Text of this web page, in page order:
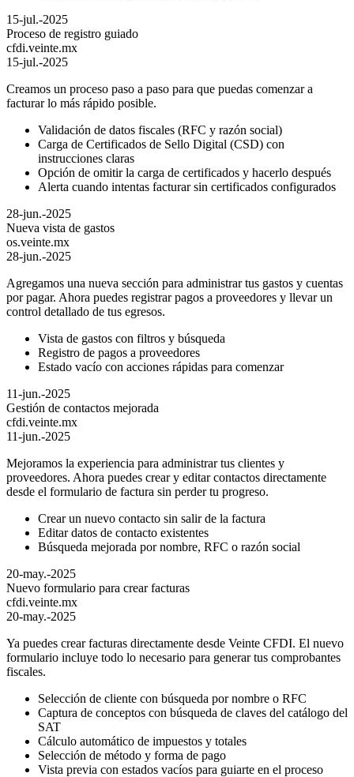
15-jul.-2025
Proceso de registro guiado
cfdi.veinte.mx
15-jul.-2025
Creamos un proceso paso a paso para que puedas comenzar a
facturar lo más rápido posible.
Validación de datos fiscales (RFC y razón social)
Carga de Certificados de Sello Digital (CSD) con
instrucciones claras
Opción de omitir la carga de certificados y hacerlo después
Alerta cuando intentas facturar sin certificados configurados
28-jun.-2025
Nueva vista de gastos
os.veinte.mx
28-jun.-2025
Agregamos una nueva sección para administrar tus gastos y cuentas
por pagar. Ahora puedes registrar pagos a proveedores y llevar un
control detallado de tus egresos.
Vista de gastos con filtros y búsqueda
Registro de pagos a proveedores
Estado vacío con acciones rápidas para comenzar
11-jun.-2025
Gestión de contactos mejorada
cfdi.veinte.mx
11-jun.-2025
Mejoramos la experiencia para administrar tus clientes y
proveedores. Ahora puedes crear y editar contactos directamente
desde el formulario de factura sin perder tu progreso.
Crear un nuevo contacto sin salir de la factura
Editar datos de contacto existentes
Búsqueda mejorada por nombre, RFC o razón social
20-may.-2025
Nuevo formulario para crear facturas
cfdi.veinte.mx
20-may.-2025
Ya puedes crear facturas directamente desde Veinte CFDI. El nuevo
formulario incluye todo lo necesario para generar tus comprobantes
fiscales.
Selección de cliente con búsqueda por nombre o RFC
Captura de conceptos con búsqueda de claves del catálogo del
SAT
Cálculo automático de impuestos y totales
Selección de método y forma de pago
Vista previa con estados vacíos para guiarte en el proceso